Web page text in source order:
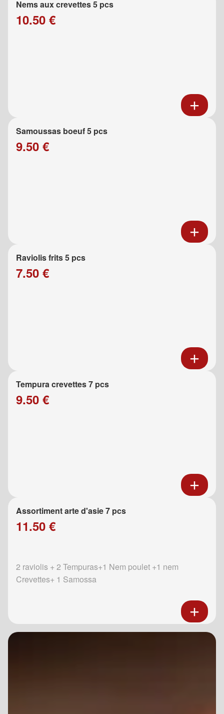
Nems aux crevettes 5 pcs
10.50 €
Samoussas boeuf 5 pcs
9.50 €
Raviolis frits 5 pcs
7.50 €
Tempura crevettes 7 pcs
9.50 €
Assortiment arte d'asie 7 pcs
11.50 €
2 raviolis + 2 Tempuras+1 Nem poulet +1 nem
Crevettes+ 1 Samossa